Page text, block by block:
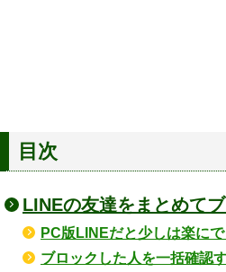
目次
LINEの友達をまとめて
PC版LINEだと少しは楽に
ブロックした人を一括確認